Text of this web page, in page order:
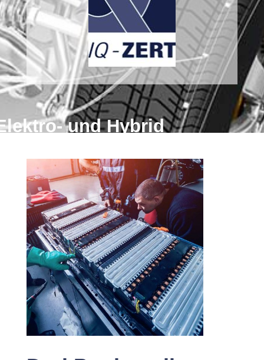
und Hybrid